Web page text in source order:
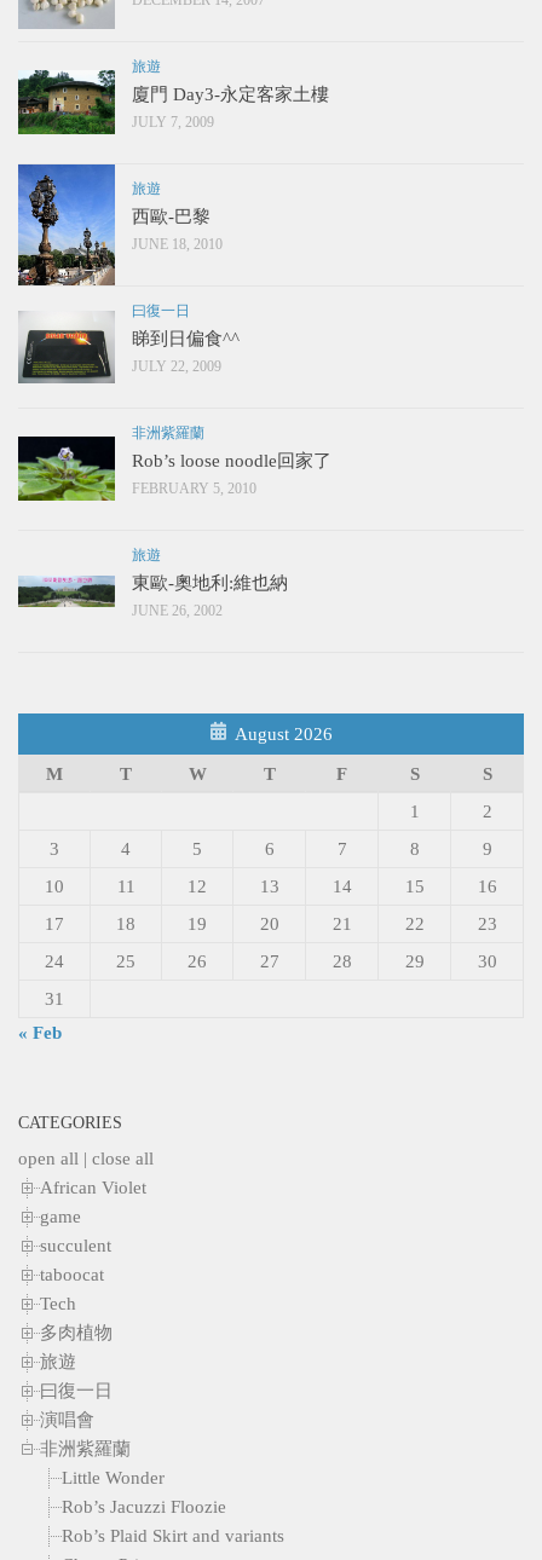
旅遊
廈門 Day3-永定客家土樓
JULY 7, 2009
旅遊
西歐-巴黎
JUNE 18, 2010
曰復一日
睇到日偏食^^
JULY 22, 2009
非洲紫羅蘭
Rob’s loose noodle回家了
FEBRUARY 5, 2010
旅遊
東歐-奧地利:維也納
JUNE 26, 2002
August 2026
M T W T F S
S
1
2
3
4 5 6 7 8
9
10
11 12 13 14 15
16
17
18 19 20 21 22
23
24
25 26 27 28 29
30
31
« Feb
CATEGORIES
open all | close all
African Violet
game
succulent
taboocat
Tech
多肉植物
旅遊
曰復一日
演唱會
非洲紫羅蘭
Little Wonder
Rob’s Jacuzzi Floozie
Rob’s Plaid Skirt and variants